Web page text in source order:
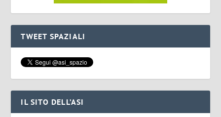
TWEET SPAZIALI
IL SITO DELL’ASI